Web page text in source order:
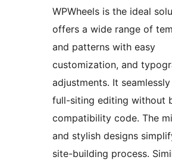
WPWheels is the ideal
offers a wide range of
and patterns with easy
customization, and
adjustments. It
full-siting editing without
compatibility code. The
and stylish designs
site-building process.